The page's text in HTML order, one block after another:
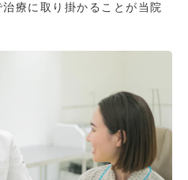
療に取り掛かることが当院